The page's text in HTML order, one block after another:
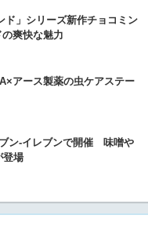
ド」シリーズ新作チョコミン
爽快な魅力
アース製薬の虫ケアステー
ン-イレブンで開催 味噌や
登場